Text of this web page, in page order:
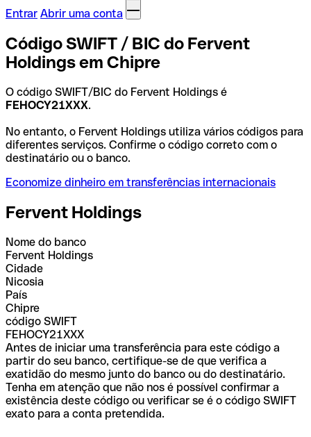
Entrar Abrir uma conta
Código SWIFT / BIC do Fervent
Holdings em Chipre
O código SWIFT/BIC do Fervent Holdings é
FEHOCY21XXX.
No entanto, o Fervent Holdings utiliza vários códigos para
diferentes serviços. Confirme o código correto com o
destinatário ou o banco.
Economize dinheiro em transferências internacionais
Fervent Holdings
Nome do banco
Fervent Holdings
Cidade
Nicosia
País
Chipre
código SWIFT
FEHOCY21XXX
Antes de iniciar uma transferência para este código a
partir do seu banco, certifique-se de que verifica a
exatidão do mesmo junto do banco ou do destinatário.
Tenha em atenção que não nos é possível confirmar a
existência deste código ou verificar se é o código SWIFT
exato para a conta pretendida.